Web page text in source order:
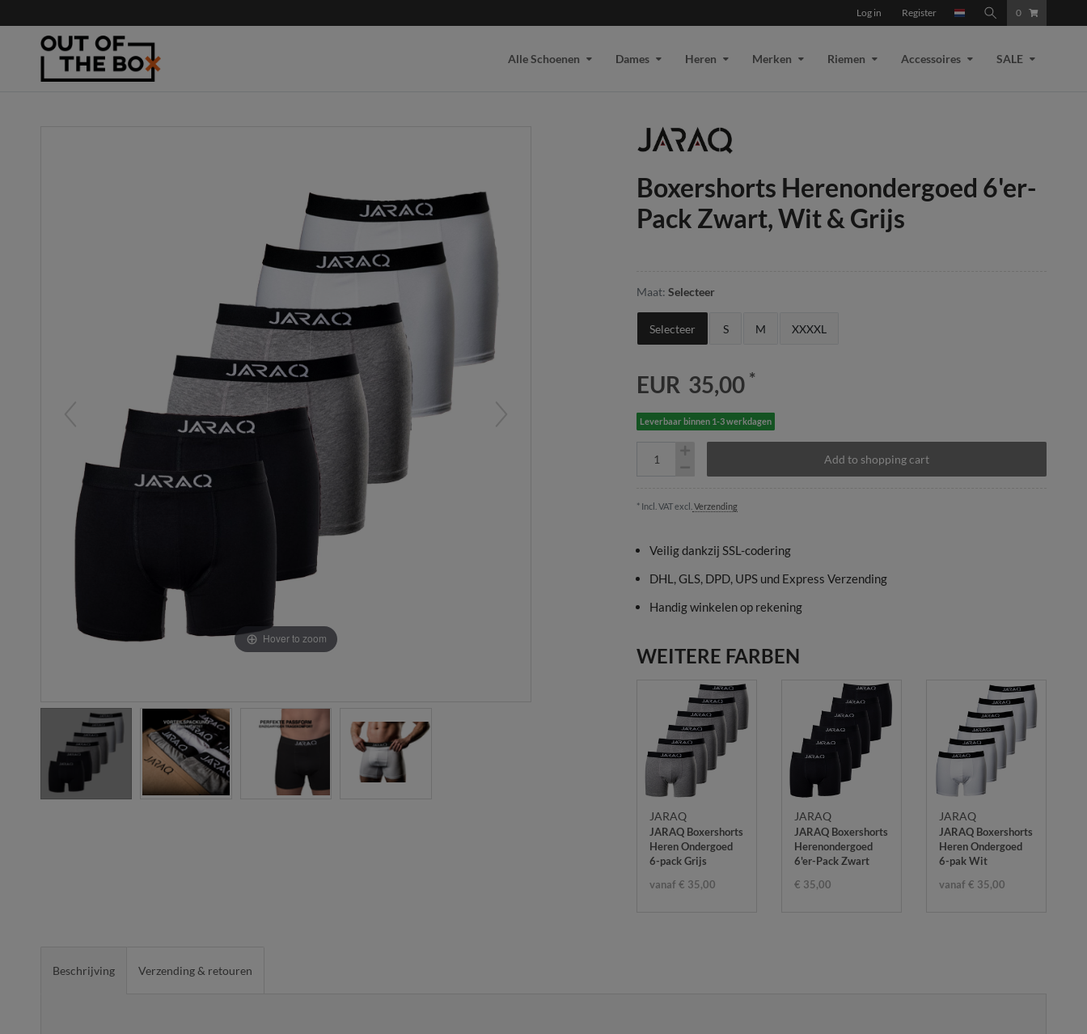
Log in Register 0
Alle Schoenen Dames Heren Merken Riemen Accessoires SALE
Hover to zoom
Boxershorts Herenondergoed 6'er-
Pack Zwart, Wit & Grijs
Maat: Selecteer
Selecteer S M XXXXL
EUR 35,00 *
Leverbaar binnen 1-3 werkdagen
Add to shopping cart
* Incl. VAT excl. Verzending
Veilig dankzij SSL-codering
DHL, GLS, DPD, UPS und Express Verzending
Handig winkelen op rekening
WEITERE FARBEN
JARAQ
JARAQ Boxershorts
Heren Ondergoed
6-pack Grijs
vanaf € 35,00
JARAQ
JARAQ Boxershorts
Herenondergoed
6'er-Pack Zwart
€ 35,00
JARAQ
JARAQ Boxershorts
Heren Ondergoed
6-pak Wit
vanaf € 35,00
Beschrijving Verzending & retouren